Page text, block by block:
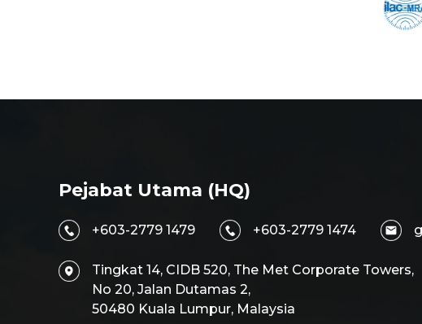
Pejabat Utama (HQ)
+603-2779 1479 +603-2779 1474
Tingkat 14, CIDB 520, The Met Corporate Towers,
No 20, Jalan Dutamas 2,
50480 Kuala Lumpur, Malaysia